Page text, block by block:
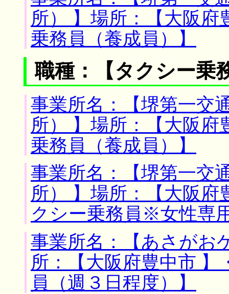
所） 】場所：【大阪
乗務員（養成員）】
職種：【タクシー乗
事業所名：【堺第一
所） 】場所：【大阪
乗務員（養成員）】
事業所名：【堺第一
所） 】場所：【大阪府
クシー乗務員※女性専
事業所名：【あさが
所：【大阪府豊中市
員（週３日程度）】